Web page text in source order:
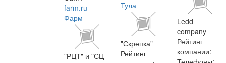
farm.ru
Фарм
"РЦТ" и "СЦ
Тула
"Скрепка"
Рейтинг
Ledd
company
Рейтинг
компании: